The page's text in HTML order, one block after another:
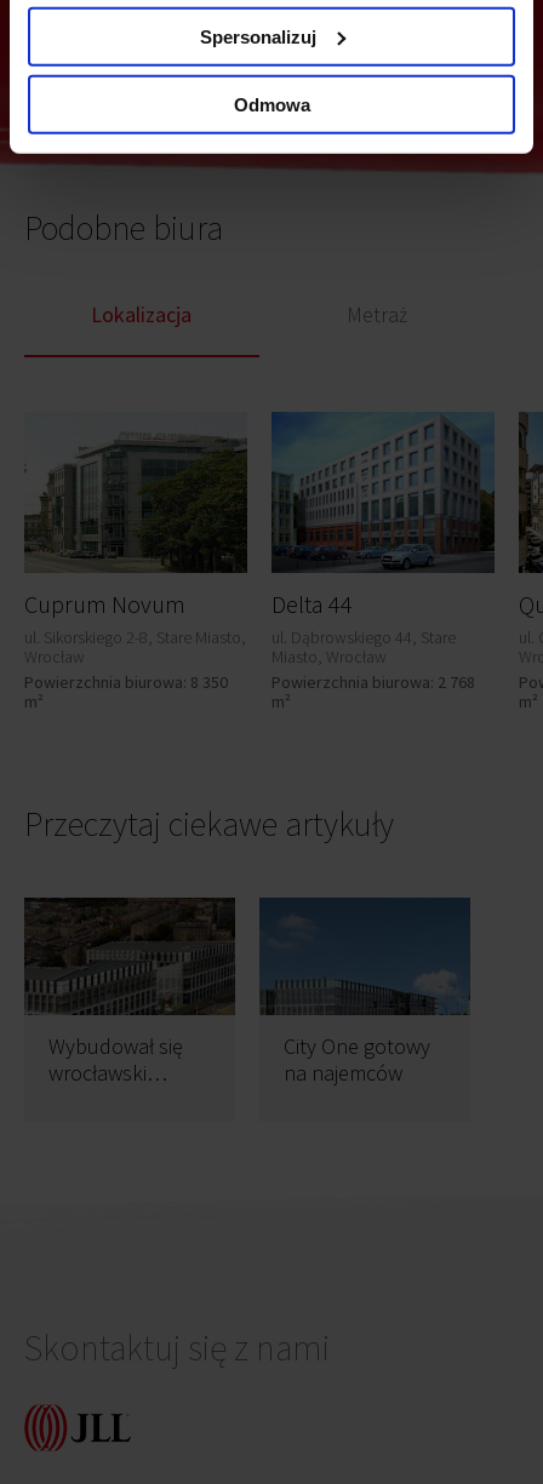
Spersonalizuj
Odmowa
Wyślij
Podobne biura
Lokalizacja Metraż
Cuprum Novum
ul. Sikorskiego 2-8, Stare Miasto,
Wrocław
Powierzchnia biurowa: 8 350
m²
Delta 44
ul. Dąbrowskiego 44, Stare
Miasto, Wrocław
Powierzchnia biurowa: 2 768
m²
ul.
m²
Przeczytaj ciekawe artykuły
Wybudował się
wrocławski
City One gotowy
na najemców
Skontaktuj się z nami